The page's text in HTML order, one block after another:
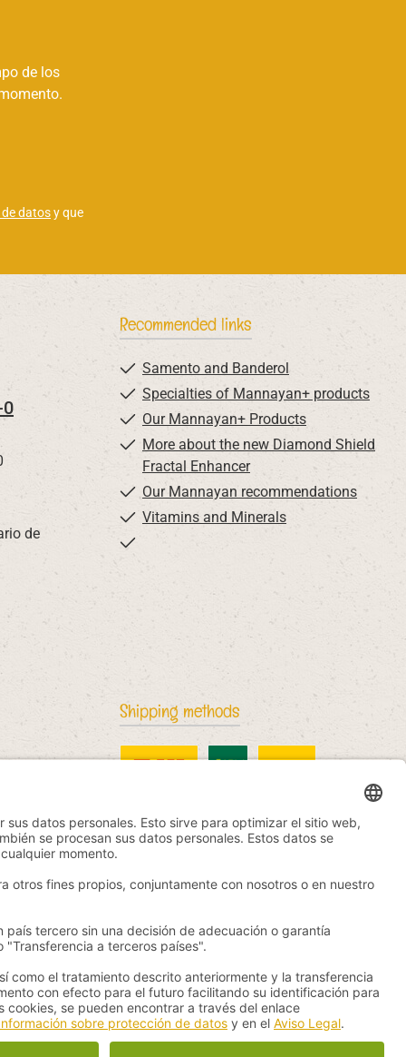
de los
datosy que
de
Recommended links
Samento and Banderol
Specialties of Mannayan+ products
Our Mannayan+ Products
More about the new Diamond Shield
Fractal Enhancer
Our Mannayan recommendations
Vitamins and Minerals
Shipping methods
DHL International